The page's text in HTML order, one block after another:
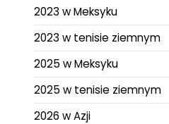
2023 w Meksyku
2023 w tenisie ziemnym
2025 w Meksyku
2025 w tenisie ziemnym
2026 w Azji